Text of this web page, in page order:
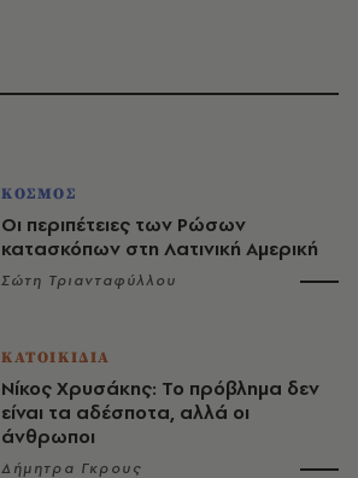
ΚΟΣΜΟΣ
Οι περιπέτειες των Ρώσων
κατασκόπων στη Λατινική Αμερική
Σώτη Τριανταφύλλου
ΚΑΤΟΙΚΙΔΙΑ
Νίκος Χρυσάκης: Το πρόβλημα δεν
είναι τα αδέσποτα, αλλά οι
άνθρωποι
Δήμητρα Γκρους